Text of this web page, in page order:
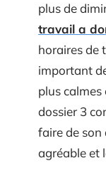
plus de
travail a
horaires de
important
plus
dossier 3
faire de son
agréable et